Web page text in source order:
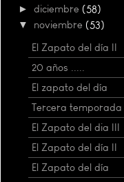
► diciembre (58)
▼ noviembre (53)
El Zapato del día II
20 años .....
El zapato del día
Tercera temporada
El Zapato del dia III
El Zapato del día II
El Zapato del día